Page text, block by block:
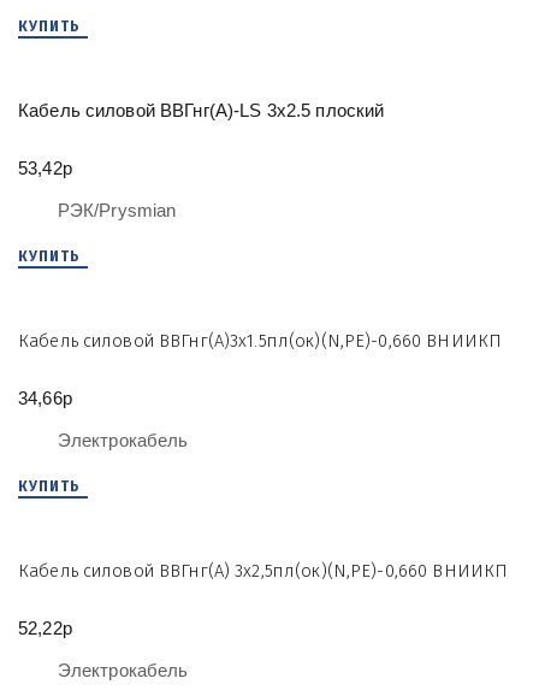
КУПИТЬ
Кабель силовой ВВГнг(А)-LS 3х2.5 плоский
РЭК/Prysmian
53,42р
КУПИТЬ
Кабель силовой ВВГнг(А)3х1.5пл(ок)(N,PE)-0,660 ВНИИКП
Электрокабель
34,66р
КУПИТЬ
Кабель силовой ВВГнг(А) 3х2,5пл(ок)(N,PE)-0,660 ВНИИКП
Электрокабель
52,22р